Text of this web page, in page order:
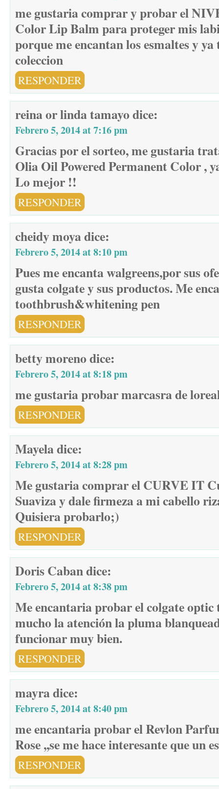
me gustaria comprar y probar el
Color Lip Balm para proteger mis
porque me encantan los esmaltes y
coleccion
RESPONDER
reina or linda tamayodice:
Febrero 5, 2014 at 7:16 pm
Gracias por el sorteo, me gustaria
Olia Oil Powered Permanent Color ,
Lo mejor !!
RESPONDER
cheidy moyadice:
Febrero 5, 2014 at 8:10 pm
Pues me encanta walgreens,por sus
gusta colgate y sus productos. Me
toothbrush&whitening pen
RESPONDER
betty morenodice:
Febrero 5, 2014 at 8:18 pm
me gustaria probar marcasra de
RESPONDER
Mayeladice:
Febrero 5, 2014 at 8:28 pm
Me gustaria comprar el CURVE IT
Suaviza y dale firmeza a mi cabello
Quisiera probarlo;)
RESPONDER
Doris Cabandice:
Febrero 5, 2014 at 8:38 pm
Me encantaria probar el colgate
mucho la atención la pluma
funcionar muy bien.
RESPONDER
mayradice:
Febrero 5, 2014 at 8:40 pm
me encantaria probar el Revlon
Rose ,,se me hace interesante que un
RESPONDER